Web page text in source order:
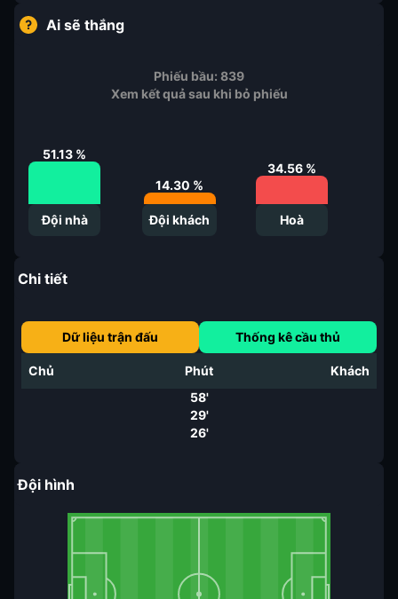
Ai sẽ thắng
Phiếu bầu: 839
Xem kết quả sau khi bỏ phiếu
51.13 %
Đội nhà
14.30 %
Đội khách
34.56 %
Hoà
Chi tiết
Dữ liệu trận đấu Thống kê cầu thủ
Chủ Phút
Khách
58'
29'
26'
Đội hình